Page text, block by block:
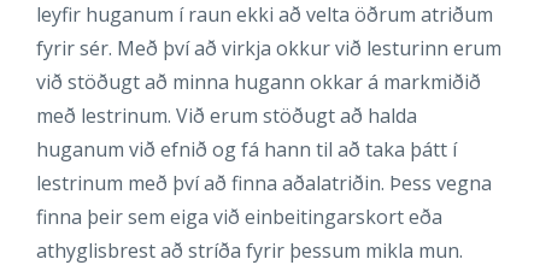
leyfir huganum í raun ekki að velta öðrum atriðum
fyrir sér. Með því að virkja okkur við lesturinn erum
við stöðugt að minna hugann okkar á markmiðið
með lestrinum. Við erum stöðugt að halda
huganum við efnið og fá hann til að taka þátt í
lestrinum með því að finna aðalatriðin. Þess vegna
finna þeir sem eiga við einbeitingarskort eða
athyglisbrest að stríða fyrir þessum mikla mun.